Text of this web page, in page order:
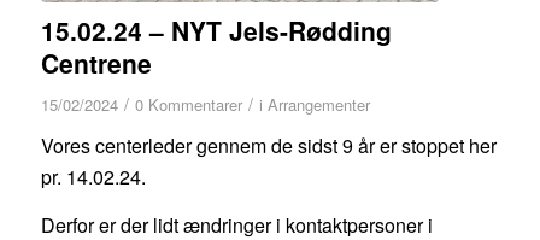
15.02.24 – NYT Jels-Rødding
Centrene
15/02/2024 / 0 Kommentarer / i Arrangementer
Vores centerleder gennem de sidst 9 år er stoppet her
pr. 14.02.24.
Derfor er der lidt ændringer i kontaktpersoner i